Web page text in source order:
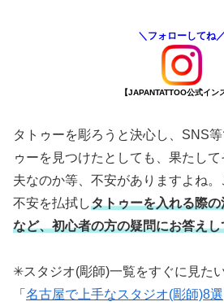
＼フォローしてね／
【JAPANTATTOO公式イン
タトゥーを彫ろうと決心し、SNS
ゥーを見つけたとしても、果たし
夫なのか等、不安がありますよね
不安を払拭しタトゥーを入れる際
など、初心者の方の疑問にお答え
✳︎スタジオ(彫師)一覧をすぐに見たい
「 名古屋で上手なスタジオ(彫師)8選